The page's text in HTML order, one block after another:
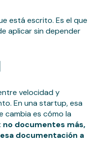
está escrito. Es el que
aplicar sin depender
velocidad y
En una startup, esa
cambia es cómo la
no documentes más,
documentación a